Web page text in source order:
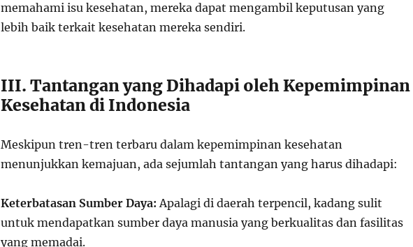
memahami isu kesehatan, mereka dapat mengambil keputusan yang
lebih baik terkait kesehatan mereka sendiri.
III. Tantangan yang Dihadapi oleh Kepemimpinan
Kesehatan di Indonesia
Meskipun tren-tren terbaru dalam kepemimpinan kesehatan
menunjukkan kemajuan, ada sejumlah tantangan yang harus dihadapi:
Keterbatasan Sumber Daya: Apalagi di daerah terpencil, kadang sulit
untuk mendapatkan sumber daya manusia yang berkualitas dan fasilitas
yang memadai.